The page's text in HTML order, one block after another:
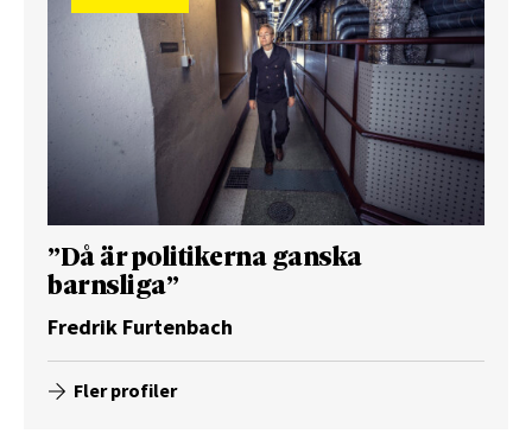
”Då är politikerna ganska
barnsliga”
Fredrik Furtenbach
Fler profiler